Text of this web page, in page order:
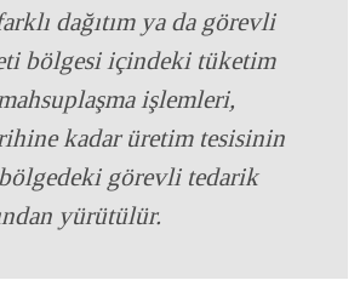
dağıtım ya da görevli
bölgesi içindeki tüketim
işlemleri,
kadar üretim tesisinin
görevli tedarik
yürütülür.